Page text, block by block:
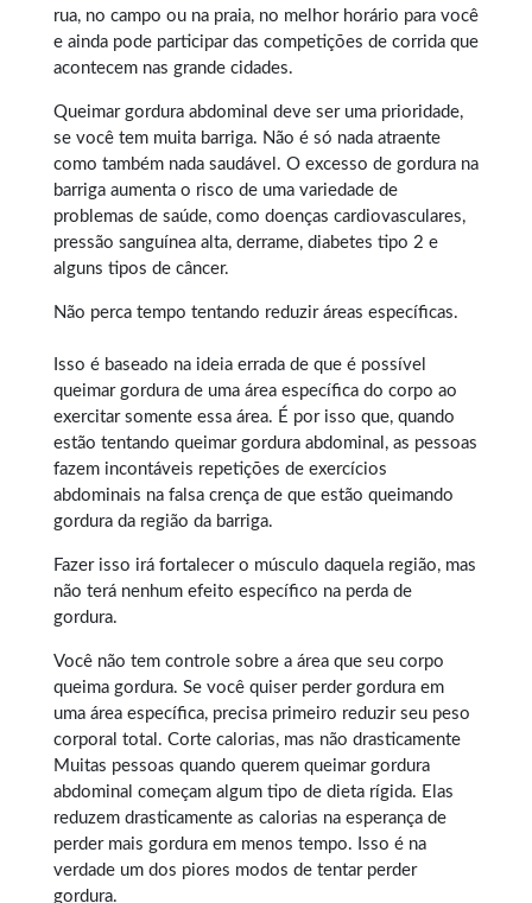
rua, no campo ou na praia, no melhor horário para você
e ainda pode participar das competições de corrida que
acontecem nas grande cidades.
Queimar gordura abdominal deve ser uma prioridade,
se você tem muita barriga. Não é só nada atraente
como também nada saudável. O excesso de gordura na
barriga aumenta o risco de uma variedade de
problemas de saúde, como doenças cardiovasculares,
pressão sanguínea alta, derrame, diabetes tipo 2 e
alguns tipos de câncer.
Não perca tempo tentando reduzir áreas específicas.
Isso é baseado na ideia errada de que é possível
queimar gordura de uma área específica do corpo ao
exercitar somente essa área. É por isso que, quando
estão tentando queimar gordura abdominal, as pessoas
fazem incontáveis repetições de exercícios
abdominais na falsa crença de que estão queimando
gordura da região da barriga.
Fazer isso irá fortalecer o músculo daquela região, mas
não terá nenhum efeito específico na perda de
gordura.
Você não tem controle sobre a área que seu corpo
queima gordura. Se você quiser perder gordura em
uma área específica, precisa primeiro reduzir seu peso
corporal total. Corte calorias, mas não drasticamente
Muitas pessoas quando querem queimar gordura
abdominal começam algum tipo de dieta rígida. Elas
reduzem drasticamente as calorias na esperança de
perder mais gordura em menos tempo. Isso é na
verdade um dos piores modos de tentar perder
gordura.